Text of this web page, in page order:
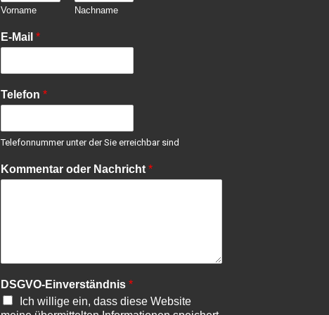
Vorname Nachname
E-Mail *
Telefon *
Telefonnummer unter der Sie erreichbar sind
Kommentar oder Nachricht *
DSGVO-Einverständnis *
Ich willige ein, dass diese Website